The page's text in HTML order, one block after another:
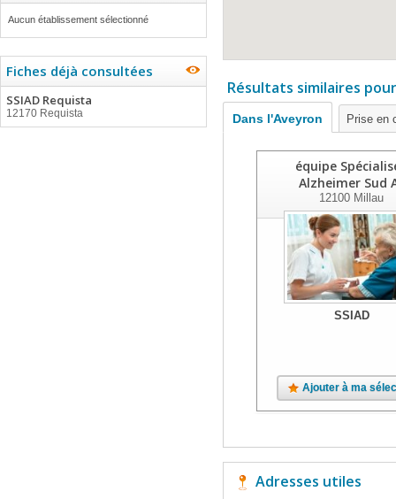
Aucun établissement sélectionné
Fiches déjà consultées
SSIAD Requista
12170 Requista
Résultats similaires
Dans l'Aveyron Prise en
équipe
Alzheimer Sud
12100 Millau
SSIAD
Ajouter à ma
Adresses utiles